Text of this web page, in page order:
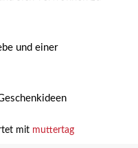
und einer
mit muttertag